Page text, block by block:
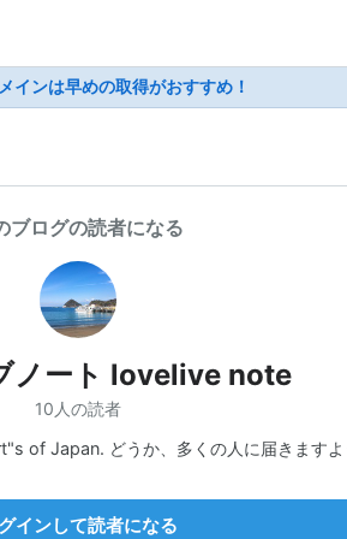
インは早めの取得がおすすめ！
ブログの読者になる
ノート lovelive note
10人の読者
of Japan. どうか、多くの人に届きますよ
インして読者になる